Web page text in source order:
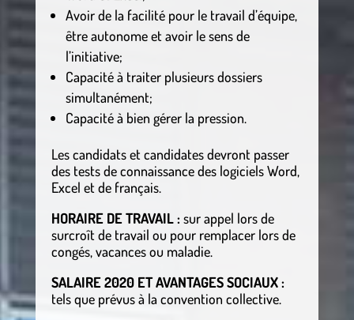
Avoir de la facilité pour le travail d’équipe,
être autonome et avoir le sens de
l’initiative;
Capacité à traiter plusieurs dossiers
simultanément;
Capacité à bien gérer la pression.
Les candidats et candidates devront passer
des tests de connaissance des logiciels Word,
Excel et de français.
HORAIRE DE TRAVAIL :sur appel lors de
surcroît de travail ou pour remplacer lors de
congés, vacances ou maladie.
SALAIRE 2020 ET AVANTAGES SOCIAUX :
tels que prévus à la convention collective.